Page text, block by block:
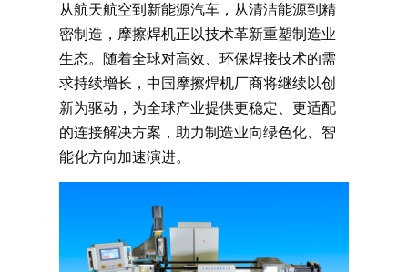
从航天航空到新能源汽车，从清洁能源到精
密制造，摩擦焊机正以技术革新重塑制造业
生态。随着全球对高效、环保焊接技术的需
求持续增长，中国摩擦焊机厂商将继续以创
新为驱动，为全球产业提供更稳定、更适配
的连接解决方案，助力制造业向绿色化、智
能化方向加速演进。